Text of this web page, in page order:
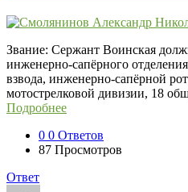
Звание: Сержант Воинская
инженерно-сапёрного
взвода, инженерно-сапёрной
мотострелковой дивизии, 18
Подробнее
0 0 Ответов
87 Просмотров
Ответ